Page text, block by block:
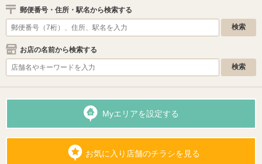
郵便番号・住所・駅名から検索する
お店の名前から検索する
Myエリアを設定する
お気に入り店舗のチラシを見る